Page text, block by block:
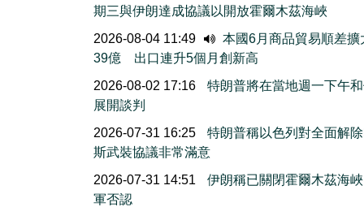
期三與伊朗達成協議以開放霍爾木茲海峽
2026-08-04 11:49
本國6月商品貿易順差擴
39億 出口連升5個月創新高
2026-08-02 17:16
特朗普將在當地週一下午
展開談判
2026-07-31 16:25
特朗普稱以色列對全面解
斯武裝協議非常滿意
2026-07-31 14:51
伊朗稱已關閉霍爾木茲海
軍否認